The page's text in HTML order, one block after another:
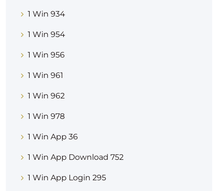
1 Win 934
1 Win 954
1 Win 956
1 Win 961
1 Win 962
1 Win 978
1 Win App 36
1 Win App Download 752
1 Win App Login 295